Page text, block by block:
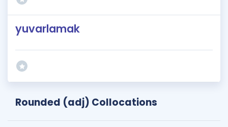
yuvarlamak
Rounded (adj) Collocations